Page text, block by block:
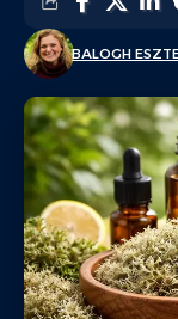
BALOGH